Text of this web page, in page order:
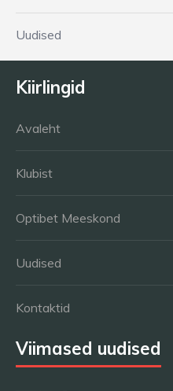
Uudised
Kiirlingid
Avaleht
Klubist
Optibet Meeskond
Uudised
Kontaktid
Viimased uudised